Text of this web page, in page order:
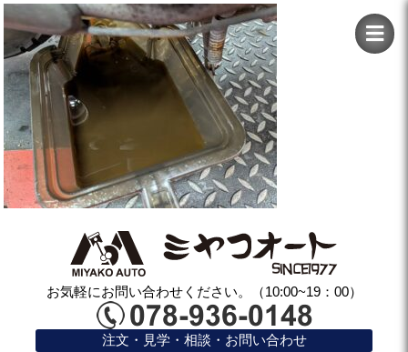
お気軽にお問い合わせください。（10:00~19：00）
注文・見学・相談・お問い合わせ